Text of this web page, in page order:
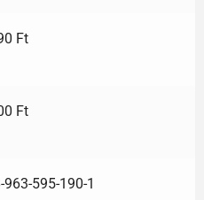
Ft
Ft
963-595-190-1